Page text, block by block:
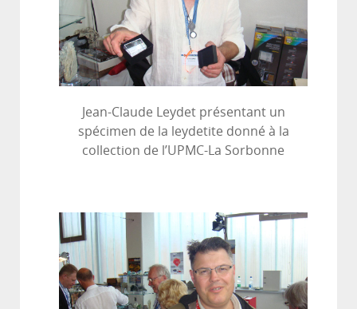
Jean-Claude Leydet présentant un
spécimen de la leydetite donné à la
collection de l’UPMC-La Sorbonne